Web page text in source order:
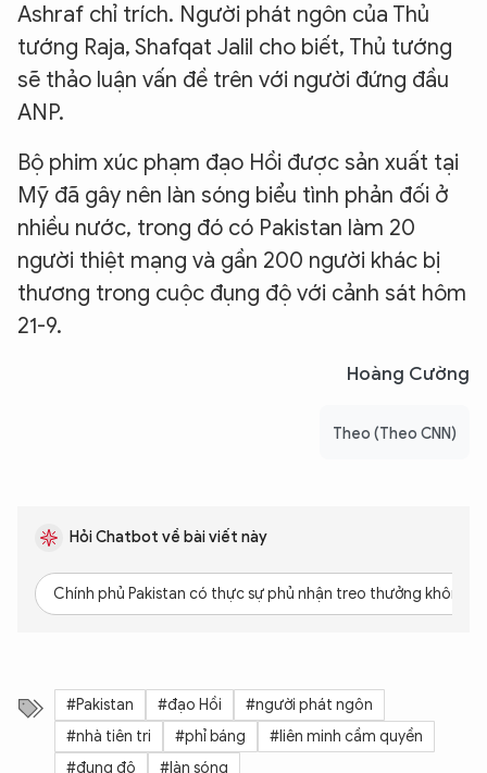
Ashraf chỉ trích. Người phát ngôn của Thủ
tướng Raja, Shafqat Jalil cho biết, Thủ tướng
sẽ thảo luận vấn đề trên với người đứng đầu
ANP.
Bộ phim xúc phạm đạo Hồi được sản xuất tại
Mỹ đã gây nên làn sóng biểu tình phản đối ở
nhiều nước, trong đó có Pakistan làm 20
người thiệt mạng và gần 200 người khác bị
thương trong cuộc đụng độ với cảnh sát hôm
21-9.
Hoàng Cường
Theo (Theo CNN)
Hỏi Chatbot về bài viết này
Chính phủ Pakistan có thực sự phủ nhận treo thưởng không?
#Pakistan #đạo Hồi
#người phát ngôn
#nhà tiên tri
#phỉ báng
#liên minh cầm quyền
#đụng độ
#làn sóng